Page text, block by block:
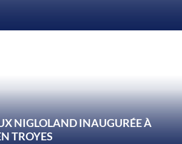
NIGLOLAND INAUGURÉE À
TROYES